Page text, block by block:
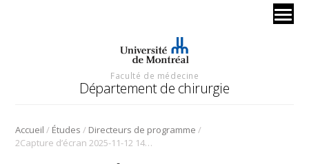
Faculté de médecine
Département de chirurgie
Accueil / Études / Directeurs de programme /
2Capture d’écran 2025-11-12 145138